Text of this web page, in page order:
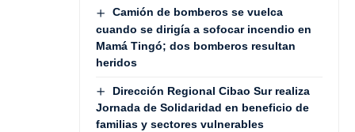
Camión de bomberos se vuelca
cuando se dirigía a sofocar incendio en
Mamá Tingó; dos bomberos resultan
heridos
Dirección Regional Cibao Sur realiza
Jornada de Solidaridad en beneficio de
familias y sectores vulnerables